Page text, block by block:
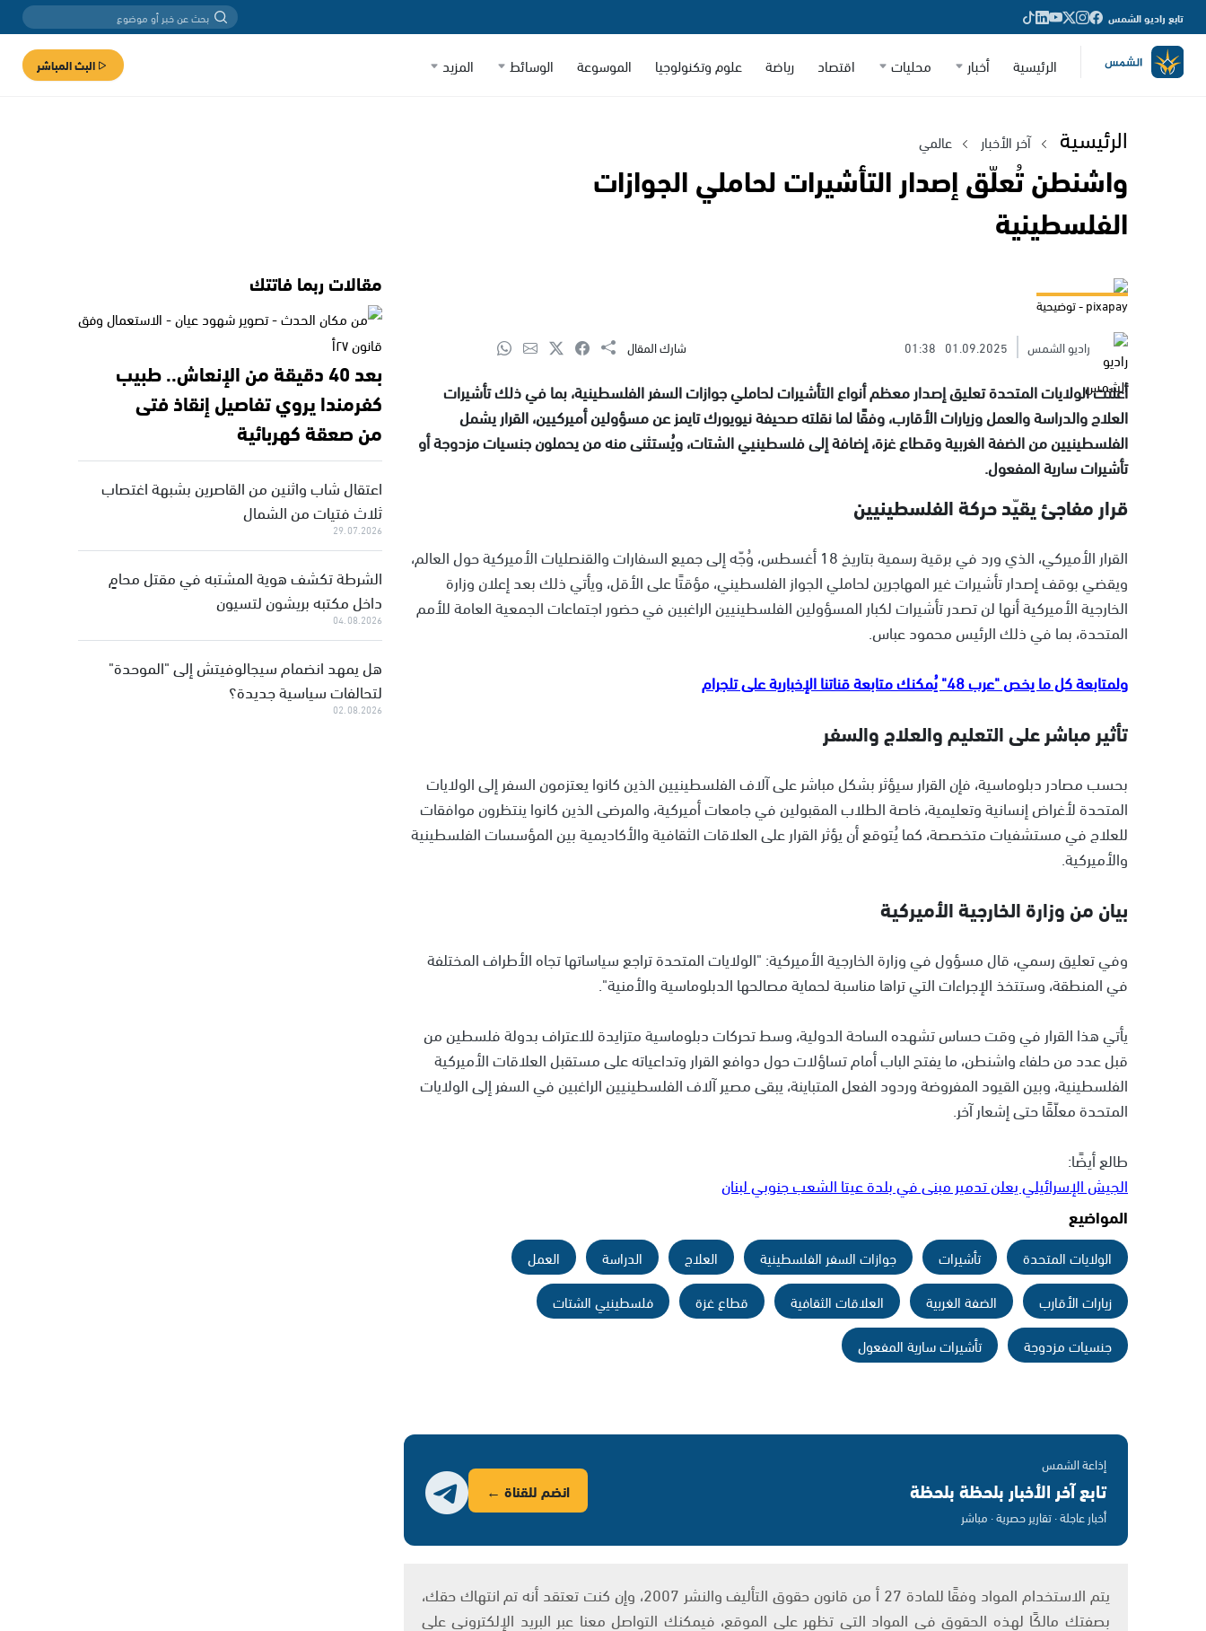
تابع راديو الشمس
الرئيسية أخبار محليات اقتصاد رياضة علوم وتكنولوجيا الموسوعة الوسائط المزيد البث المباشر
الرئيسية آخر الأخبار عالمي
واشنطن تُعلّق إصدار التأشيرات لحاملي الجوازات
الفلسطينية
pixapay - توضيحية
راديو الشمس
01.09.2025
01:38 شارك المقال
أعلنت الولايات المتحدة تعليق إصدار معظم أنواع التأشيرات لحاملي جوازات السفر الفلسطينية، بما في ذلك تأشيرات
العلاج والدراسة والعمل وزيارات الأقارب، وفقًا لما نقلته صحيفة نيويورك تايمز عن مسؤولين أميركيين، القرار يشمل
الفلسطينيين من الضفة الغربية وقطاع غزة، إضافة إلى فلسطينيي الشتات، ويُستثنى منه من يحملون جنسيات مزدوجة أو
تأشيرات سارية المفعول.
قرار مفاجئ يقيّد حركة الفلسطينيين
القرار الأميركي، الذي ورد في برقية رسمية بتاريخ 18 أغسطس، وُجّه إلى جميع السفارات والقنصليات الأميركية حول العالم،
ويقضي بوقف إصدار تأشيرات غير المهاجرين لحاملي الجواز الفلسطيني، مؤقتًا على الأقل، ويأتي ذلك بعد إعلان وزارة
الخارجية الأميركية أنها لن تصدر تأشيرات لكبار المسؤولين الفلسطينيين الراغبين في حضور اجتماعات الجمعية العامة للأمم
المتحدة، بما في ذلك الرئيس محمود عباس.
ولمتابعة كل ما يخص "عرب 48" يُمكنك متابعة قناتنا الإخبارية على تلجرام
تأثير مباشر على التعليم والعلاج والسفر
بحسب مصادر دبلوماسية، فإن القرار سيؤثر بشكل مباشر على آلاف الفلسطينيين الذين كانوا يعتزمون السفر إلى الولايات
المتحدة لأغراض إنسانية وتعليمية، خاصة الطلاب المقبولين في جامعات أميركية، والمرضى الذين كانوا ينتظرون موافقات
للعلاج في مستشفيات متخصصة، كما يُتوقع أن يؤثر القرار على العلاقات الثقافية والأكاديمية بين المؤسسات الفلسطينية
والأميركية.
بيان من وزارة الخارجية الأميركية
وفي تعليق رسمي، قال مسؤول في وزارة الخارجية الأميركية: "الولايات المتحدة تراجع سياساتها تجاه الأطراف المختلفة
في المنطقة، وستتخذ الإجراءات التي تراها مناسبة لحماية مصالحها الدبلوماسية والأمنية".
يأتي هذا القرار في وقت حساس تشهده الساحة الدولية، وسط تحركات دبلوماسية متزايدة للاعتراف بدولة فلسطين من
قبل عدد من حلفاء واشنطن، ما يفتح الباب أمام تساؤلات حول دوافع القرار وتداعياته على مستقبل العلاقات الأميركية
الفلسطينية، وبين القيود المفروضة وردود الفعل المتباينة، يبقى مصير آلاف الفلسطينيين الراغبين في السفر إلى الولايات
المتحدة معلّقًا حتى إشعار آخر.
طالع أيضًا:
الجيش الإسرائيلي يعلن تدمير مبنى في بلدة عيتا الشعب جنوبي لبنان
المواضيع
الولايات المتحدة تأشيرات جوازات السفر الفلسطينية العلاج الدراسة
العمل
زيارات الأقارب
الضفة الغربية العلاقات الثقافية قطاع غزة
فلسطينيي الشتات
جنسيات مزدوجة
تأشيرات سارية المفعول
إذاعة الشمس
تابع آخر الأخبار بلحظة بلحظة
أخبار عاجلة · تقارير حصرية · مباشر
انضم للقناة ←
يتم الاستخدام المواد وفقًا للمادة 27 أ من قانون حقوق التأليف والنشر 2007، وإن كنت تعتقد أنه تم انتهاك حقك،
بصفتك مالكًا لهذه الحقوق في المواد التي تظهر على الموقع، فيمكنك التواصل معنا عبر البريد الإلكتروني على
مقالات ربما فاتتك
بعد 40 دقيقة من الإنعاش.. طبيب
كفرمندا يروي تفاصيل إنقاذ فتى
من صعقة كهربائية
اعتقال شاب واثنين من القاصرين بشبهة اغتصاب
ثلاث فتيات من الشمال
29.07.2026
الشرطة تكشف هوية المشتبه في مقتل محامٍ
داخل مكتبه بريشون لتسيون
04.08.2026
هل يمهد انضمام سيجالوفيتش إلى "الموحدة"
لتحالفات سياسية جديدة؟
02.08.2026